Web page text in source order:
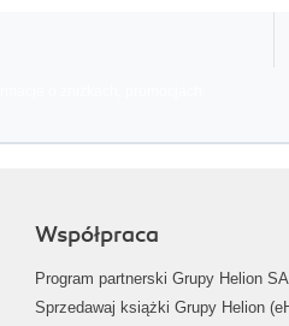
Współpraca
Program partnerski Grupy Helion SA
Sprzedawaj książki Grupy Helion